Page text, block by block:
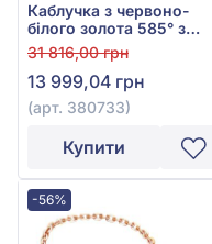
Каблучка з червоно-
білого золота 585° з
фіанітом/куб.цирконієм,
арт. 380733
31 816,00 грн
13 999,04 грн
(арт. 380733)
Купити
-56%